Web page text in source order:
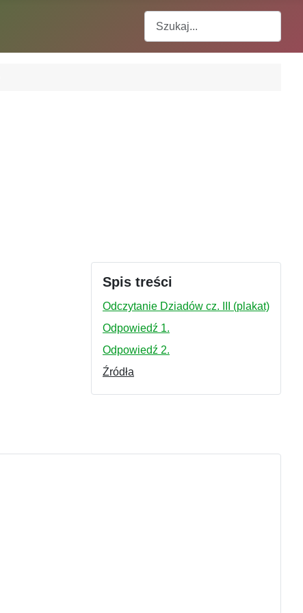
Spis treści
Odczytanie Dziadów cz. III (plakat)
Odpowiedź 1.
Odpowiedź 2.
Źródła